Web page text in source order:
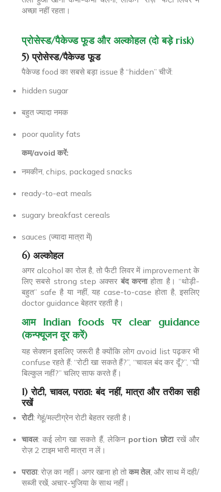
अच्छा नहीं रहता।
प्रोसेस्ड/पैकेज्ड फूड और अल्कोहल (दो बड़े risk)
5) प्रोसेस्ड/पैकेज्ड फूड
पैकेज्ड food का सबसे बड़ा issue है “hidden” चीजें:
hidden sugar
बहुत ज्यादा नमक
poor quality fats
कम/avoid करें:
नमकीन, chips, packaged snacks
ready-to-eat meals
sugary breakfast cereals
sauces (ज्यादा मात्रा में)
6) अल्कोहल
अगर alcohol का रोल है, तो फैटी लिवर में improvement के
लिए सबसे strong step अक्सर बंद करनाहोता है। “थोड़ी-
बहुत” safe है या नहीं, यह case-to-case होता है, इसलिए
doctor guidance बेहतर रहती है।
आम Indian foods पर clear guidance
(कन्फ्यूजन दूर करें)
यह सेक्शन इसलिए जरूरी है क्योंकि लोग avoid list पढ़कर भी
confuse रहते हैं: “रोटी खा सकते हैं?”, “चावल बंद कर दूँ?”, “घी
बिल्कुल नहीं?” चलिए साफ करते हैं।
1) रोटी, चावल, पराठा: बंद नहीं, मात्रा और तरीका सही
रखें
रोटी: गेहूं/मल्टीग्रेन रोटी बेहतर रहती है।
चावल: कई लोग खा सकते हैं, लेकिन portion छोटारखें और
रोज़ 2 टाइम भारी मात्रा न लें।
पराठा: रोज़ का नहीं। अगर खाना हो तो कम तेल, और साथ में दही/
सब्जी रखें, अचार-भुजिया के साथ नहीं।